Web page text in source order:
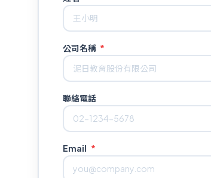
公司名稱 *
聯絡電話
Email *